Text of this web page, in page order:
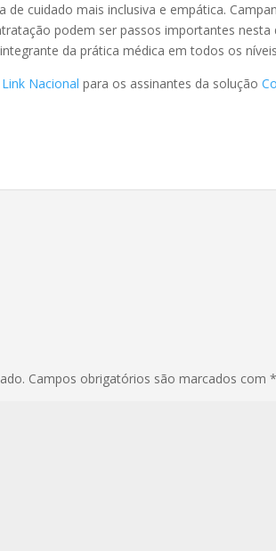
cuidado mais inclusiva e empática.
podem ser passos importantes
da prática médica em todos os
Link Nacional para os assinantes da solução
Campos obrigatórios são marcados com*